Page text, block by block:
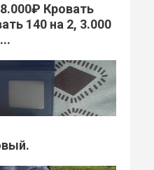
Кровать
140 на 2, 3.000